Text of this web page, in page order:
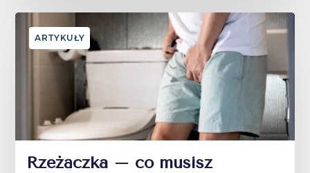
ARTYKUŁY
Rzeżączka – co musisz